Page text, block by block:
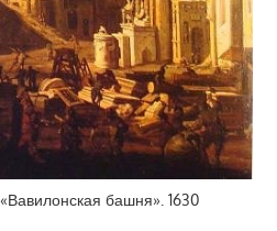
башня». 1630